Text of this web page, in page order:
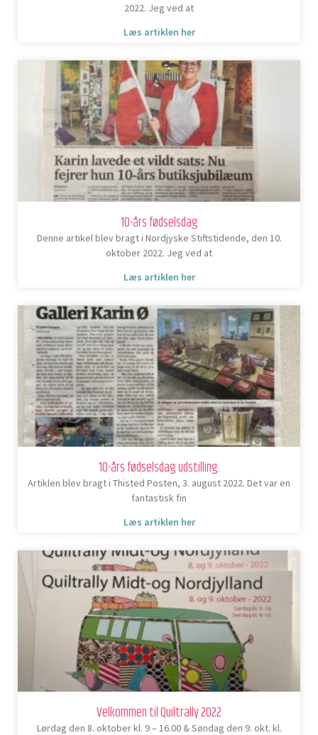
2022. Jeg ved at
Læs artiklen her
10-års fødselsdag
Denne artikel blev bragt i Nordjyske Stiftstidende, den 10.
oktober 2022. Jeg ved at
Læs artiklen her
10-års fødselsdag udstilling.
Artiklen blev bragt i Thisted Posten, 3. august 2022. Det var en
fantastisk fin
Læs artiklen her
Velkommen til Quiltrally 2022
Lørdag den 8. oktober kl. 9 – 16.00 & Søndag den 9. okt. kl.